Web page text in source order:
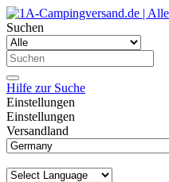
Suchen
Hilfe zur Suche
Einstellungen
Einstellungen
Versandland